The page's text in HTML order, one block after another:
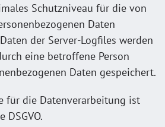
Schutzniveau für die von
Daten
der Server-Logfiles werden
eine betroffene Person
Daten gespeichert.
für die Datenverarbeitung ist
DSGVO.